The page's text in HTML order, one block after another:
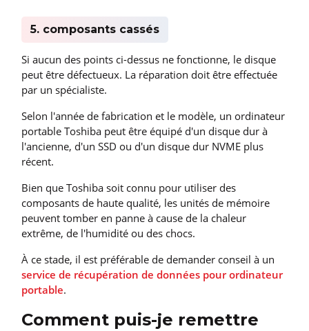
5. composants cassés
Si aucun des points ci-dessus ne fonctionne, le disque
peut être défectueux. La réparation doit être effectuée
par un spécialiste.
Selon l'année de fabrication et le modèle, un ordinateur
portable Toshiba peut être équipé d'un disque dur à
l'ancienne, d'un SSD ou d'un disque dur NVME plus
récent.
Bien que Toshiba soit connu pour utiliser des
composants de haute qualité, les unités de mémoire
peuvent tomber en panne à cause de la chaleur
extrême, de l'humidité ou des chocs.
À ce stade, il est préférable de demander conseil à un
service de récupération de données pour ordinateur
portable.
Comment puis-je remettre